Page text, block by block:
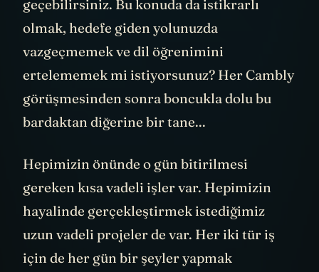
geçebilirsiniz. Bu konuda da istikrarlı
olmak, hedefe giden yolunuzda
vazgeçmemek ve dil öğrenimini
ertelememek mi istiyorsunuz? Her Cambly
görüşmesinden sonra boncukla dolu bu
bardaktan diğerine bir tane...
Hepimizin önünde o gün bitirilmesi
gereken kısa vadeli işler var. Hepimizin
hayalinde gerçekleştirmek istediğimiz
uzun vadeli projeler de var. Her iki tür iş
için de her gün bir şeyler yapmak